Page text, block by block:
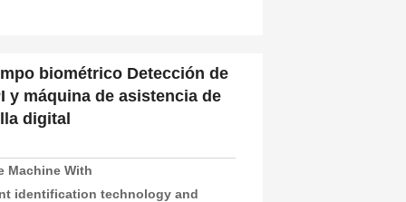
biométrico Detección de
y máquina de asistencia de
digital
Machine With
identification technology and